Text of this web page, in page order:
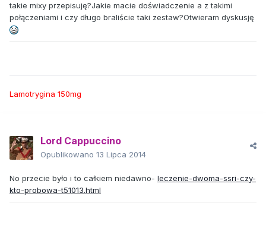
takie mixy przepisuję?Jakie macie doświadczenie a z takimi
połączeniami i czy długo braliście taki zestaw?Otwieram dyskusję
Lamotrygina 150mg
Lord Cappuccino
Opublikowano 13 Lipca 2014
No przecie było i to całkiem niedawno- leczenie-dwoma-ssri-czy-
kto-probowa-t51013.html